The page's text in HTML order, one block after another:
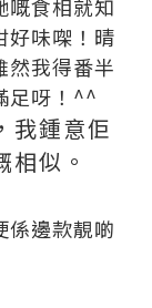
嘅食相就知
好味㗎！晴
然我得番半
足呀！^^
我鍾意佢
似。
係邊款靚啲